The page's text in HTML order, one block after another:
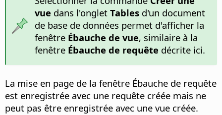
vue dans l'onglet Tablesd'un document
de base de données permet d'afficher la
fenêtre Ébauche de vue, similaire à la
fenêtre Ébauche de requête décrite ici.
La mise en page de la fenêtre Ébauche de requête
est enregistrée avec une requête créée mais ne
peut pas être enregistrée avec une vue créée.